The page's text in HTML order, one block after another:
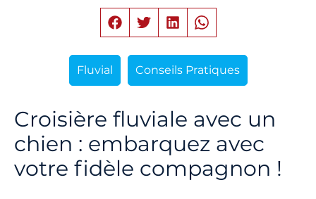
Fluvial Conseils Pratiques
Croisière fluviale avec un
chien : embarquez avec
votre fidèle compagnon !